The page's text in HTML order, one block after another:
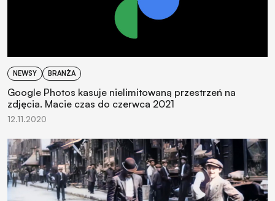
NEWSY BRANŻA
Google Photos kasuje nielimitowaną przestrzeń na
zdjęcia. Macie czas do czerwca 2021
12.11.2020